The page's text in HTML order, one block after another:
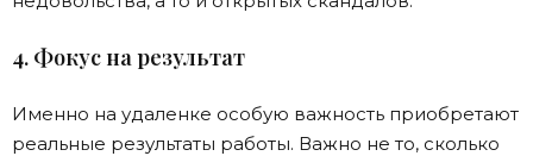
4. Фокус на результат
Именно на удаленке особую важность приобретают
реальные результаты работы. Важно не то, сколько